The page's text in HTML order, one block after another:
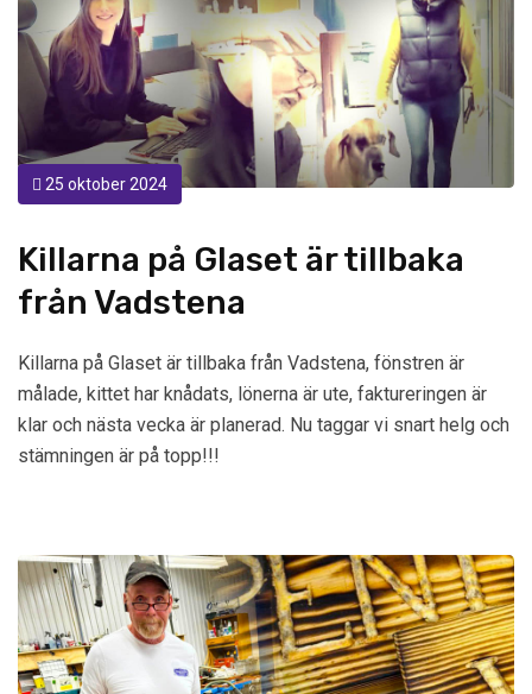
25 oktober 2024
Killarna på Glaset är tillbaka
från Vadstena
Killarna på Glaset är tillbaka från Vadstena, fönstren är
målade, kittet har knådats, lönerna är ute, faktureringen är
klar och nästa vecka är planerad. Nu taggar vi snart helg och
stämningen är på topp!!!